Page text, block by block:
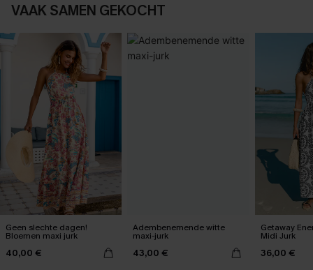
VAAK SAMEN GEKOCHT
Geen slechte dagen!
Bloemen maxi jurk
40,00 €
Adembenemende witte
maxi-jurk
43,00 €
Getaway
Midi Jurk
36,00 €